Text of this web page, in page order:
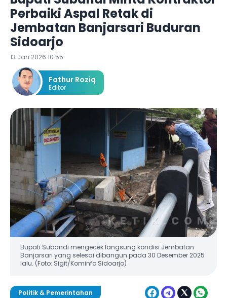
Perbaiki Aspal Retak di
Jembatan Banjarsari Buduran
Sidoarjo
13 Jan 2026 10:55
Fathur Roziq
Editor
Bupati Subandi mengecek langsung kondisi Jembatan
Banjarsari yang selesai dibangun pada 30 Desember 2025
lalu. (Foto: Sigit/Kominfo Sidoarjo)
Politik & Pemerintahan